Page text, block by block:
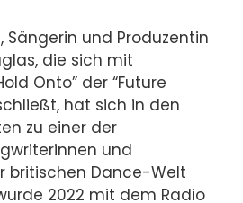
Sängerin und Produzentin
die sich mit
Onto” der “Future
hat sich in den
zu einer der
und
britischen Dance-Welt
2022 mit dem Radio